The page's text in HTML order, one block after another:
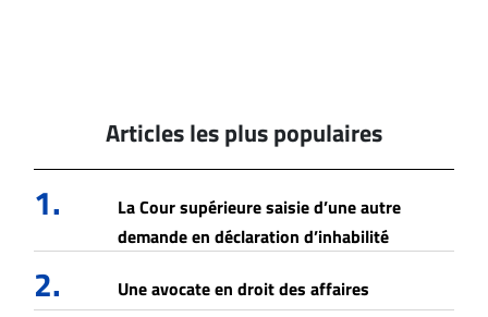
Articles les plus populaires
1.
La Cour supérieure saisie d’une autre
demande en déclaration d’inhabilité
2. Une avocate en droit des affaires